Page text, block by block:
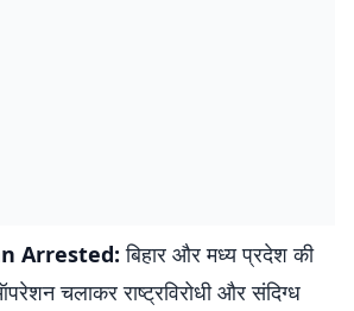
Arrested:बिहार और मध्य प्रदेश की
चलाकर राष्ट्रविरोधी और संदिग्ध